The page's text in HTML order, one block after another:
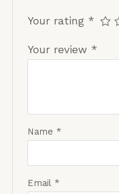
Your rating *
Your review *
Name *
Email *